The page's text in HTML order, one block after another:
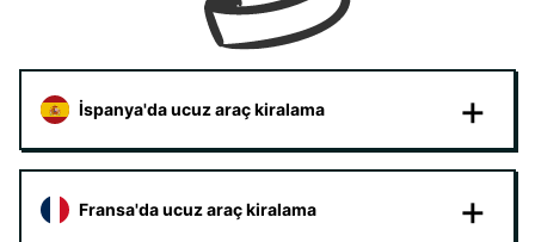
İspanya'da ucuz araç kiralama
Fransa'da ucuz araç kiralama